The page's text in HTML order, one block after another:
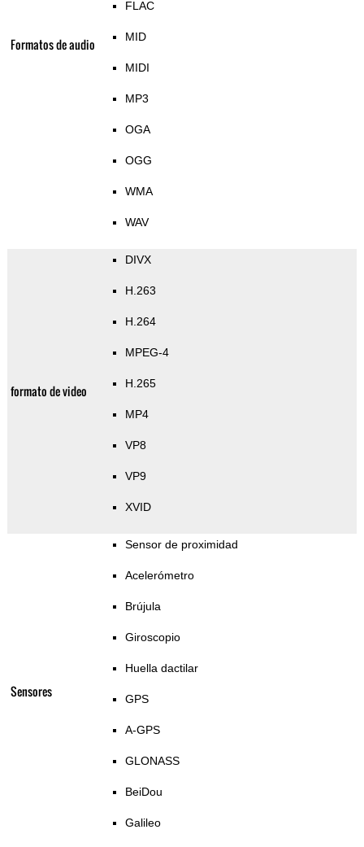
Formatos de audio
FLAC
MID
MIDI
MP3
OGA
OGG
WMA
WAV
formato de video
DIVX
H.263
H.264
MPEG-4
H.265
MP4
VP8
VP9
XVID
Sensores
Sensor de proximidad
Acelerómetro
Brújula
Giroscopio
Huella dactilar
GPS
A-GPS
GLONASS
BeiDou
Galileo